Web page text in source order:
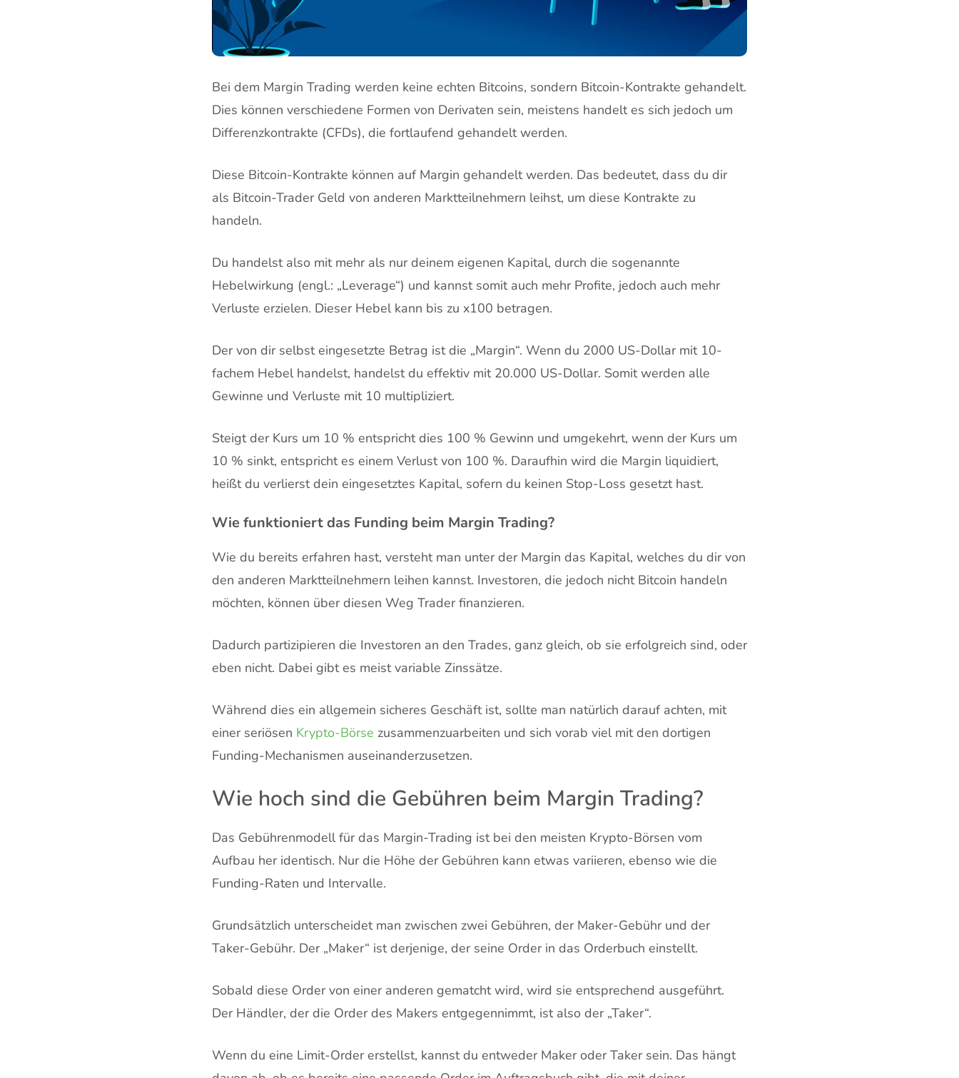
Bei dem Margin Trading werden keine echten Bitcoins, sondern Bitcoin-Kontrakte gehandelt.
Dies können verschiedene Formen von Derivaten sein, meistens handelt es sich jedoch um
Differenzkontrakte (CFDs), die fortlaufend gehandelt werden.
Diese Bitcoin-Kontrakte können auf Margin gehandelt werden. Das bedeutet, dass du dir
als Bitcoin-Trader Geld von anderen Marktteilnehmern leihst, um diese Kontrakte zu
handeln.
Du handelst also mit mehr als nur deinem eigenen Kapital, durch die sogenannte
Hebelwirkung (engl.: „Leverage“) und kannst somit auch mehr Profite, jedoch auch mehr
Verluste erzielen. Dieser Hebel kann bis zu x100 betragen.
Der von dir selbst eingesetzte Betrag ist die „Margin“. Wenn du 2000 US-Dollar mit 10-
fachem Hebel handelst, handelst du effektiv mit 20.000 US-Dollar. Somit werden alle
Gewinne und Verluste mit 10 multipliziert.
Steigt der Kurs um 10 % entspricht dies 100 % Gewinn und umgekehrt, wenn der Kurs um
10 % sinkt, entspricht es einem Verlust von 100 %. Daraufhin wird die Margin liquidiert,
heißt du verlierst dein eingesetztes Kapital, sofern du keinen Stop-Loss gesetzt hast.
Wie funktioniert das Funding beim Margin Trading?
Wie du bereits erfahren hast, versteht man unter der Margin das Kapital, welches du dir von
den anderen Marktteilnehmern leihen kannst. Investoren, die jedoch nicht Bitcoin handeln
möchten, können über diesen Weg Trader finanzieren.
Dadurch partizipieren die Investoren an den Trades, ganz gleich, ob sie erfolgreich sind, oder
eben nicht. Dabei gibt es meist variable Zinssätze.
Während dies ein allgemein sicheres Geschäft ist, sollte man natürlich darauf achten, mit
einer seriösen Krypto-Börse zusammenzuarbeiten und sich vorab viel mit den dortigen
Funding-Mechanismen auseinanderzusetzen.
Wie hoch sind die Gebühren beim Margin Trading?
Das Gebührenmodell für das Margin-Trading ist bei den meisten Krypto-Börsen vom
Aufbau her identisch. Nur die Höhe der Gebühren kann etwas variieren, ebenso wie die
Funding-Raten und Intervalle.
Grundsätzlich unterscheidet man zwischen zwei Gebühren, der Maker-Gebühr und der
Taker-Gebühr. Der „Maker“ ist derjenige, der seine Order in das Orderbuch einstellt.
Sobald diese Order von einer anderen gematcht wird, wird sie entsprechend ausgeführt.
Der Händler, der die Order des Makers entgegennimmt, ist also der „Taker“.
Wenn du eine Limit-Order erstellst, kannst du entweder Maker oder Taker sein. Das hängt